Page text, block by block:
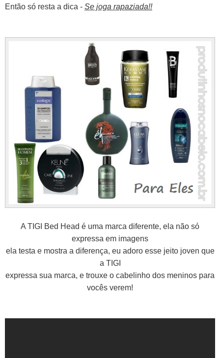
Então só resta a dica - Se joga rapaziada!!
A TIGI Bed Head é uma marca diferente, ela não só
expressa em imagens
ela testa e mostra a diferença, eu adoro esse jeito joven que
a TIGI
expressa sua marca, e trouxe o cabelinho dos meninos para
vocês verem!